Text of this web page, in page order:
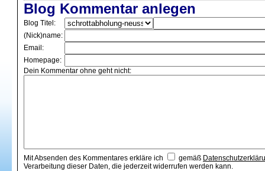
Blog Kommentar anlegen
Blog Titel:
(Nick)name:
Email:
Homepage:
Dein Kommentar ohne geht nicht:
Mit Absenden des Kommentares erkläre ich gemäß
Verarbeitung dieser Daten, die jederzeit widerrufen werden kann.